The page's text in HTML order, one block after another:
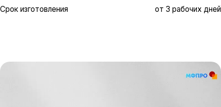
Срок изготовления от 3 рабочих дней